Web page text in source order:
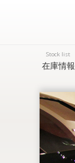
Stock list
在庫情報